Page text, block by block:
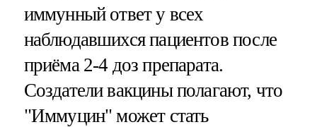
иммунный ответ у всех
наблюдавшихся пациентов после
приёма 2-4 доз препарата.
Создатели вакцины полагают, что
"Иммуцин" может стать